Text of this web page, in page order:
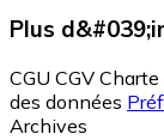
Plus
CGU CGV
des données
Archives